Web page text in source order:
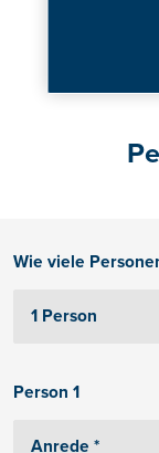
Wie viele
Person 1